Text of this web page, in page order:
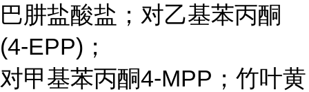
巴肼盐酸盐；对乙基苯丙酮
(4-EPP)；
对甲基苯丙酮4-MPP；竹叶黄